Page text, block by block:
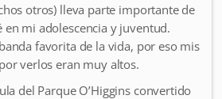
otros) lleva parte importante de
en mi adolescencia y juventud.
favorita de la vida, por eso mis
verlos eran muy altos.
del Parque O’Higgins convertido